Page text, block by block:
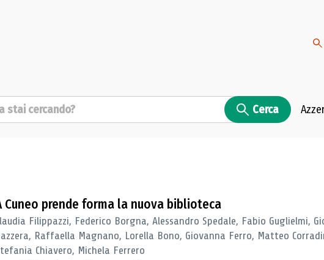
Cerca
Cuneo prende forma la nuova biblioteca
Filippazzi, Federico Borgna, Alessandro Spedale, Fabio Guglielmi,
Raffaella Magnano, Lorella Bono, Giovanna Ferro, Matteo
Chiavero, Michela Ferrero